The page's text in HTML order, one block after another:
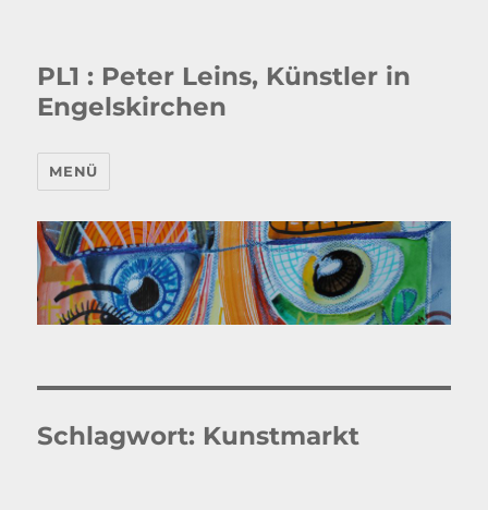
PL1 : Peter Leins, Künstler in
Engelskirchen
MENÜ
Schlagwort: Kunstmarkt